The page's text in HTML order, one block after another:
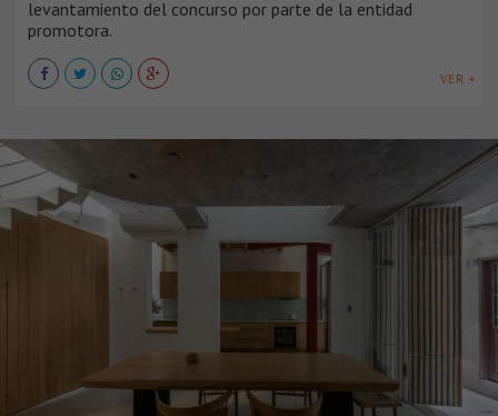
levantamiento del concurso por parte de la entidad
promotora.
VER +